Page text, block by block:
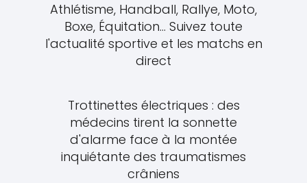
Athlétisme, Handball, Rallye, Moto,
Boxe, Équitation... Suivez toute
l'actualité sportive et les matchs en
direct
Trottinettes électriques : des
médecins tirent la sonnette
d'alarme face à la montée
inquiétante des traumatismes
crâniens